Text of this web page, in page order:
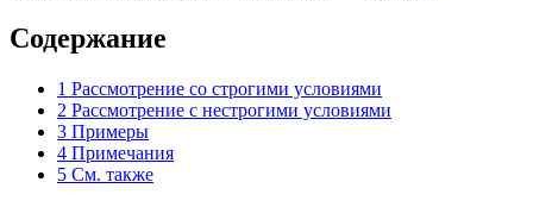
Содержание
1 Рассмотрение со строгими условиями
2 Рассмотрение с нестрогими условиями
3 Примеры
4 Примечания
5 См. также